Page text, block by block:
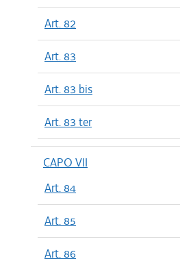
Art. 82
Art. 83
Art. 83 bis
Art. 83 ter
CAPO VII
Art. 84
Art. 85
Art. 86